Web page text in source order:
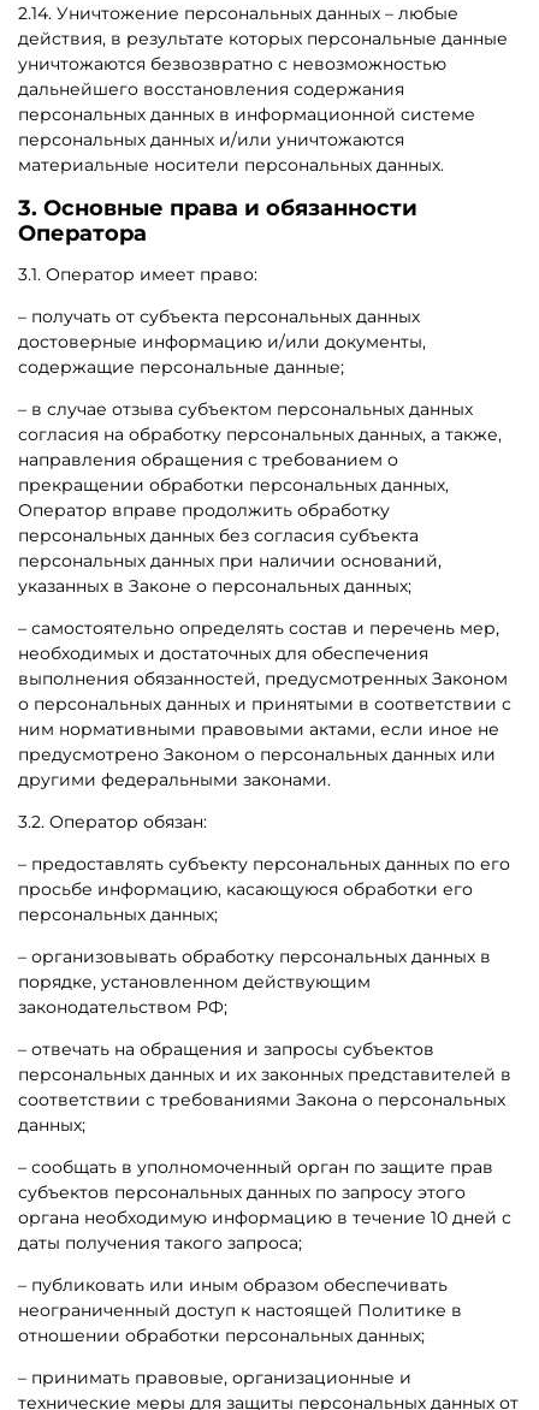
2.14. Уничтожение персональных данных – любые
действия, в результате которых персональные данные
уничтожаются безвозвратно с невозможностью
дальнейшего восстановления содержания
персональных данных в информационной системе
персональных данных и/или уничтожаются
материальные носители персональных данных.
3. Основные права и обязанности
Оператора
3.1. Оператор имеет право:
– получать от субъекта персональных данных
достоверные информацию и/или документы,
содержащие персональные данные;
– в случае отзыва субъектом персональных данных
согласия на обработку персональных данных, а также,
направления обращения с требованием о
прекращении обработки персональных данных,
Оператор вправе продолжить обработку
персональных данных без согласия субъекта
персональных данных при наличии оснований,
указанных в Законе о персональных данных;
– самостоятельно определять состав и перечень мер,
необходимых и достаточных для обеспечения
выполнения обязанностей, предусмотренных Законом
о персональных данных и принятыми в соответствии с
ним нормативными правовыми актами, если иное не
предусмотрено Законом о персональных данных или
другими федеральными законами.
3.2. Оператор обязан:
– предоставлять субъекту персональных данных по его
просьбе информацию, касающуюся обработки его
персональных данных;
– организовывать обработку персональных данных в
порядке, установленном действующим
законодательством РФ;
– отвечать на обращения и запросы субъектов
персональных данных и их законных представителей в
соответствии с требованиями Закона о персональных
данных;
– сообщать в уполномоченный орган по защите прав
субъектов персональных данных по запросу этого
органа необходимую информацию в течение 10 дней с
даты получения такого запроса;
– публиковать или иным образом обеспечивать
неограниченный доступ к настоящей Политике в
отношении обработки персональных данных;
– принимать правовые, организационные и
технические меры для защиты персональных данных от